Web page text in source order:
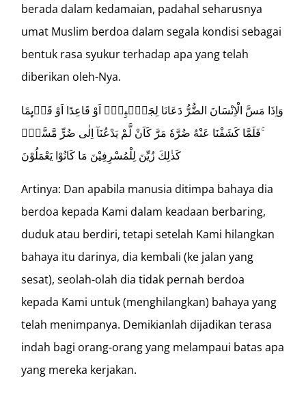
berada dalam kedamaian, padahal seharusnya
umat Muslim berdoa dalam segala kondisi sebagai
bentuk rasa syukur terhadap apa yang telah
diberikan oleh-Nya.
وَاِذَا مَسَّ الْاِنْسَانَ الضُّرُّ دَعَانَا لِجَنْۢبِهٖٓ اَوْ قَاعِدًا اَوْ قَاۤىِٕمًا
ۚفَلَمَّا كَشَفْنَا عَنْهُ ضُرَّهٗ مَرَّ كَاَنْ لَّمْ يَدْعُنَآ اِلٰى ضُرٍّ مَّسَّهٗۗ
كَذٰلِكَ زُيِّنَ لِلْمُسْرِفِيْنَ مَا كَانُوْا يَعْمَلُوْنَ
Artinya: Dan apabila manusia ditimpa bahaya dia
berdoa kepada Kami dalam keadaan berbaring,
duduk atau berdiri, tetapi setelah Kami hilangkan
bahaya itu darinya, dia kembali (ke jalan yang
sesat), seolah-olah dia tidak pernah berdoa
kepada Kami untuk (menghilangkan) bahaya yang
telah menimpanya. Demikianlah dijadikan terasa
indah bagi orang-orang yang melampaui batas apa
yang mereka kerjakan.